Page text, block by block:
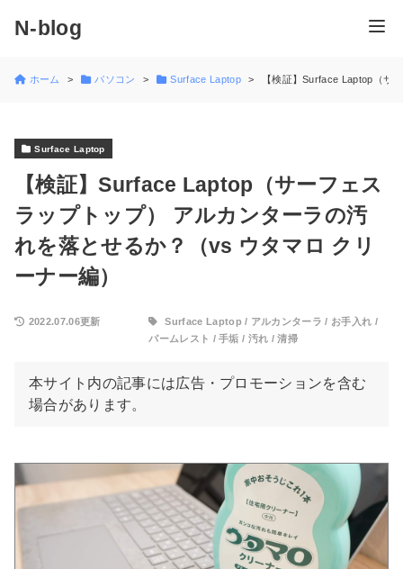
N-blog
ホーム パソコン Surface Laptop 【検証】Surface Laptop（サ
Surface Laptop
【検証】Surface Laptop（サーフェス
ラップトップ） アルカンターラの汚
れを落とせるか？（vs ウタマロ クリ
ーナー編）
2022.07.06更新 Surface Laptop / アルカンターラ / お手入れ /
パームレスト /手垢 / 汚れ /清掃
本サイト内の記事には広告・プロモーションを含む
場合があります。